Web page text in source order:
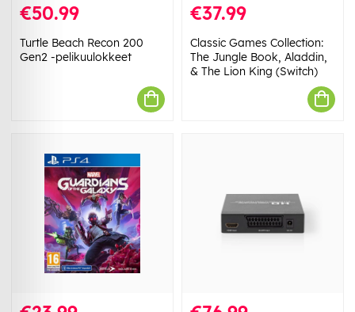
€50.99
Turtle Beach Recon 200
Gen2 -pelikuulokkeet
€37.99
Classic Games Collection:
The Jungle Book, Aladdin,
& The Lion King (Switch)